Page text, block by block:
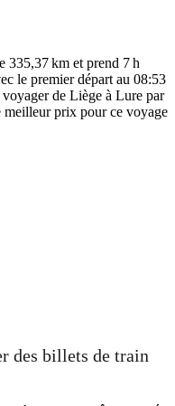
335,37 km et prend 7 h
le premier départ au 08:53
de Liège à Lure par
meilleur prix pour ce voyage
des billets de train